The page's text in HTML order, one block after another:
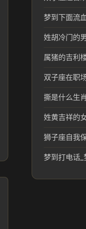
姓胡冷门的
姓黄吉祥的
梦到打电话